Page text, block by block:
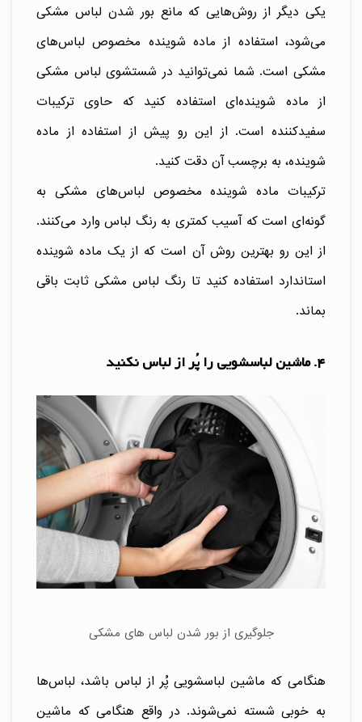
یکی دیگر از روش‌هایی که مانع بور شدن لباس مشکی
می‌شود، استفاده از ماده شوینده مخصوص لباس‌های
مشکی است. شما نمی‌توانید در شستشوی لباس مشکی
از ماده شوینده‌ای استفاده کنید که حاوی ترکیبات
سفیدکننده است. از این رو پیش از استفاده از ماده
شوینده، به برچسب آن دقت کنید.
ترکیبات ماده شوینده مخصوص لباس‌های مشکی به
گونه‌ای است که آسیب کمتری به رنگ لباس وارد می‌کنند.
از این رو بهترین روش آن است که از یک ماده شوینده
استاندارد استفاده کنید تا رنگ لباس مشکی ثابت باقی
بماند.
4. ماشین لباسشویی را پُر از لباس نکنید
جلوگیری از بور شدن لباس های مشکی
هنگامی که ماشین لباسشویی پُر از لباس باشد، لباس‌ها
به خوبی شسته نمی‌شوند. در واقع هنگامی که ماشین